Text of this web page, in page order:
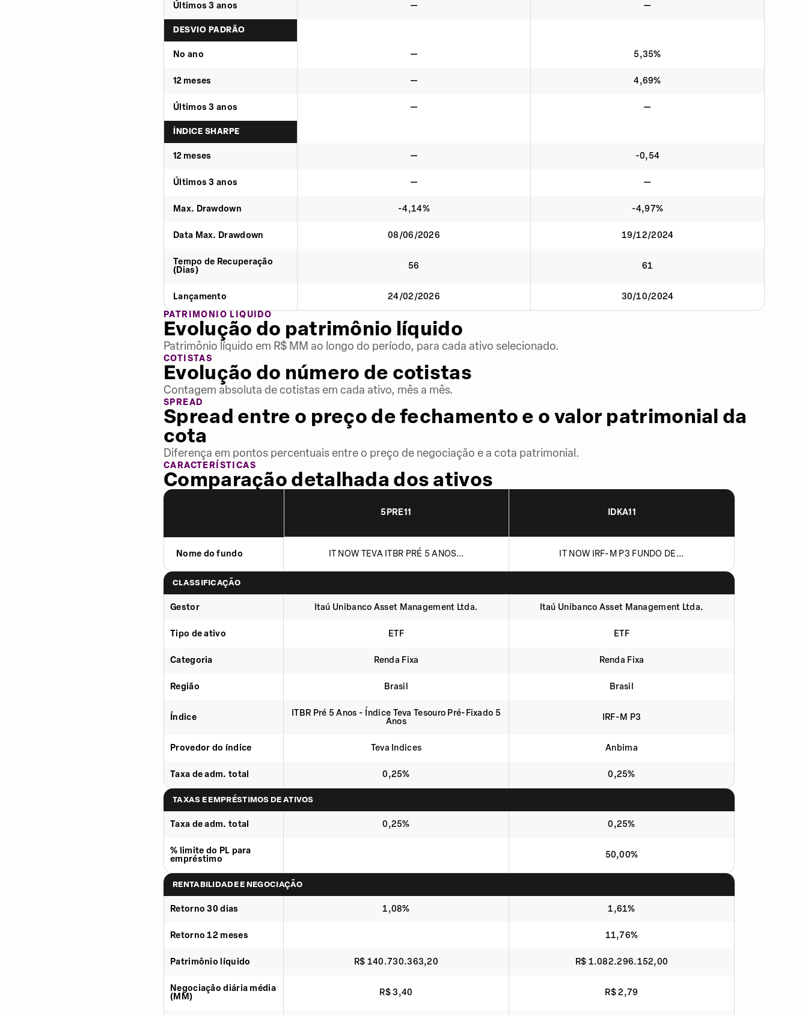
Últimos 3 anos — —
DESVIO PADRÃO
No ano — 5,35%
12 meses — 4,69%
Últimos 3 anos — —
ÍNDICE SHARPE
12 meses — -0,54
Últimos 3 anos — —
Max. Drawdown -4,14% -4,97%
Data Max. Drawdown 08/06/2026 19/12/2024
Tempo de Recuperação
(Dias)
56 61
Lançamento 24/02/2026
30/10/2024
PATRIMÔNIO LÍQUIDO
Evolução do patrimônio líquido
Patrimônio líquido em R$ MM ao longo do período, para cada ativo selecionado.
COTISTAS
Evolução do número de cotistas
Contagem absoluta de cotistas em cada ativo, mês a mês.
SPREAD
Spread entre o preço de fechamento e o valor patrimonial da
cota
Diferença em pontos percentuais entre o preço de negociação e a cota patrimonial.
CARACTERÍSTICAS
Comparação detalhada dos ativos
5PRE11 IDKA11
Nome do fundo IT NOW TEVA ITBR PRÉ 5 ANOS... IT NOW IRF-M P3 FUNDO DE...
CLASSIFICAÇÃO
Gestor Itaú Unibanco Asset Management Ltda. Itaú Unibanco Asset Management Ltda.
Tipo de ativo ETF ETF
Categoria Renda Fixa Renda Fixa
Região Brasil Brasil
Índice
ITBR Pré 5 Anos - Índice Teva Tesouro Pré-Fixado 5
Anos
IRF-M P3
Provedor do índice Teva Indices Anbima
Taxa de adm. total 0,25% 0,25%
TAXAS E EMPRÉSTIMOS DE ATIVOS
Taxa de adm. total 0,25% 0,25%
% limite do PL para
empréstimo
50,00%
RENTABILIDADE E NEGOCIAÇÃO
Retorno 30 dias 1,08% 1,61%
Retorno 12 meses 11,76%
Patrimônio líquido R$ 140.730.363,20 R$ 1.082.296.152,00
Negociação diária média
(MM)
R$ 3,40 R$ 2,79